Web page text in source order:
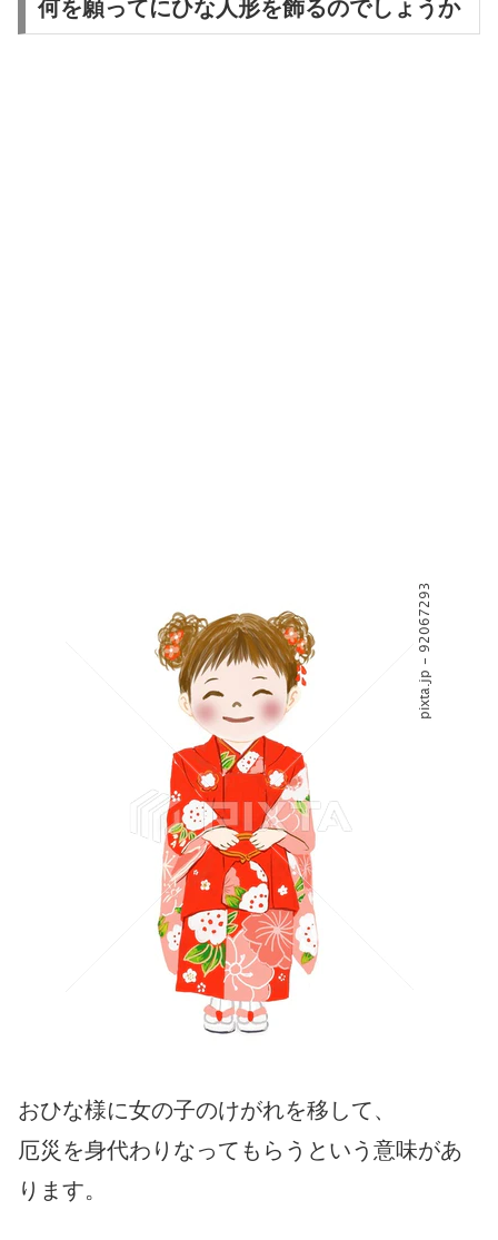
何を願ってにひな人形を飾るのでしょうか
おひな様に女の子のけがれを移して、
厄災を身代わりなってもらうという意味があ
ります。